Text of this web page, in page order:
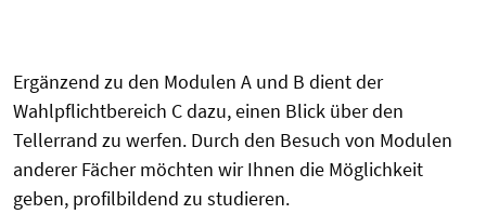
Ergänzend zu den Modulen A und B dient der
Wahlpflichtbereich C dazu, einen Blick über den
Tellerrand zu werfen. Durch den Besuch von Modulen
anderer Fächer möchten wir Ihnen die Möglichkeit
geben, profilbildend zu studieren.